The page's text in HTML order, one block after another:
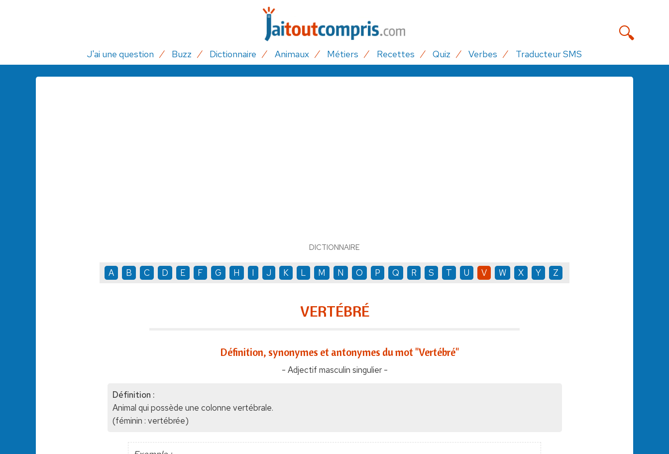
J'ai une question Buzz Dictionnaire Animaux Métiers Recettes Quiz Verbes Traducteur SMS
DICTIONNAIRE
A B C D E F G H I J K L M N O P Q R S T U V W X Y Z
VERTÉBRÉ
Définition, synonymes et antonymes du mot "Vertébré"
- Adjectif masculin singulier -
Définition :
Animal qui possède une colonne vertébrale.
(féminin : vertébrée)